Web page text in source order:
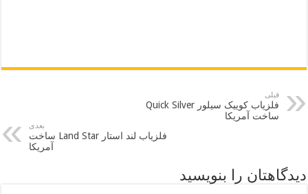
قبلی
فلزیاب کوییک سیلور Quick Silver
ساخت آمریکا
بعدی
فلزیاب لند استار Land Star ساخت
آمریکا
دیدگاهتان را بنویسید